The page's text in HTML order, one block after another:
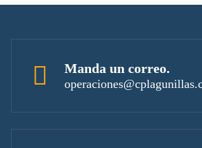
Manda un correo.